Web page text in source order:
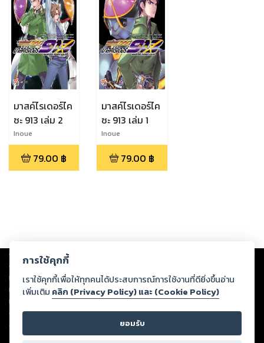
มาสค์ไรเดอร์ไค
ซะ 913 เล่ม 2
Inoue
Toshiki,Kanoe
Yushi 79.00 ฿
มาสค์ไรเดอร์ไค
ซะ 913 เล่ม 1
Inoue
Toshiki,Kanoe
Yushi 79.00 ฿
Copyright © 2026
ต่อผลงานหรือเนื้อหาใดที่อัปโหลดผ่านเว็บไซต์และปรากฏว่าละเมิดสิทธิใน
ทรัพย์สินทางปัญญาของบุคคลอื่นหรือขัดต่อกฎหมายและศีลธรรม ดังนั้น ผู้อ่าน
ทุกท่านโปรดใช้วิจารณญาณในการกลั่นกรองด้วยตนเอง และหากท่านพบว่าส่วน
หนึ่งส่วนใดขัดต่อกฎหมายและศีลธรรม กรุณาแจ้งมายังบริษัท เพื่อทีมงานจะได้
ดำเนินการในทันที ทั้งนี้ ทางสตอรี่ล็อกขอสงวนลิขสิทธิ์ตามพระราชบัญญัติ
ลิขสิทธิ์ พ.ศ. 2537 (ฉบับล่าสุด)
การใช้คุกกี้
เราใช้คุกกี้เพื่อให้ทุกคนได้ประสบการณ์การใช้งานที่ดียิ่งขึ้นอ่าน
เพิ่มเติม คลิก (Privacy Policy) และ (Cookie Policy)
ยอมรับ